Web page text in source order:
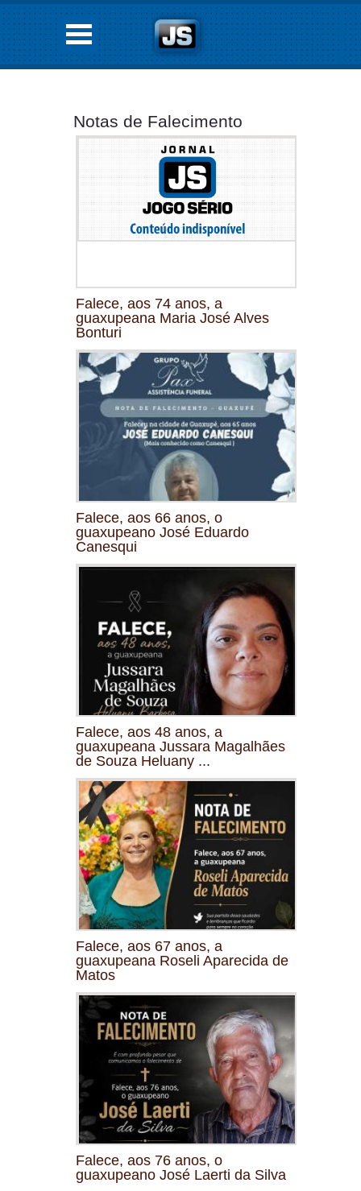
Notas de Falecimento
Falece, aos 74 anos, a
guaxupeana Maria José Alves
Bonturi
Falece, aos 66 anos, o
guaxupeano José Eduardo
Canesqui
Falece, aos 48 anos, a
guaxupeana Jussara Magalhães
de Souza Heluany ...
Falece, aos 67 anos, a
guaxupeana Roseli Aparecida de
Matos
Falece, aos 76 anos, o
guaxupeano José Laerti da Silva